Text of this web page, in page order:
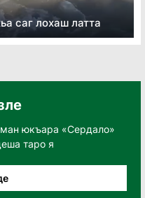
саг лохаш латта
юкъара «Сердало»
таро я